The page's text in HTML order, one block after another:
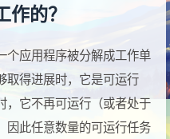
的？
个应用程序被分解成工作单
取得进展时，它是可运行
，它不再可运行（或者处于
因此任意数量的可运行任务